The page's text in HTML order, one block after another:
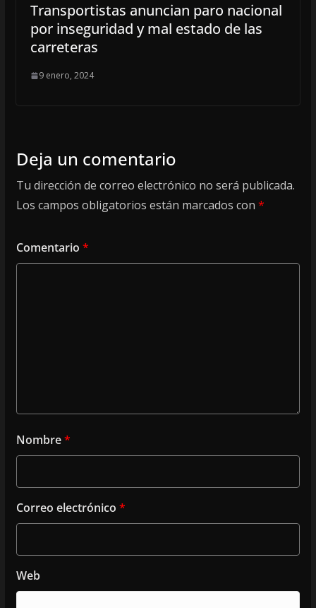
Transportistas anuncian paro nacional
por inseguridad y mal estado de las
carreteras
9 enero, 2024
Deja un comentario
Tu dirección de correo electrónico no será publicada.
Los campos obligatorios están marcados con *
Comentario *
Nombre*
Correo electrónico *
Web